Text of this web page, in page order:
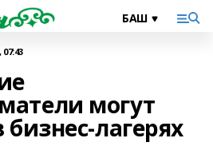
могут
бизнес-лагерях